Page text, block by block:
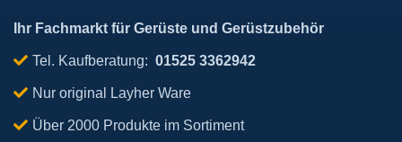
Ihr Fachmarkt für Gerüste und Gerüstzubehör
Tel. Kaufberatung: 01525 3362942
Nur original Layher Ware
Über 2000 Produkte im Sortiment